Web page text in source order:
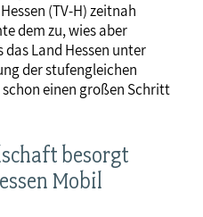
(TV-H) zeitnah
dem zu, wies aber
Land Hessen unter
der stufengleichen
einen großen Schritt
besorgt
Mobil